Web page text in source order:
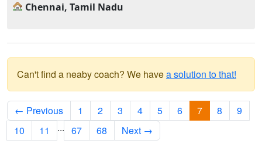
Chennai, Tamil Nadu
Can't find a neaby coach? We havea solution to that!
← Previous 1 2 3 4 5 6 7 8
9
10
11 ... 67 68 Next →